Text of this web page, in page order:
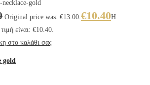
Original price was: €13.00.€10.40Η
είναι: €10.40.
στο καλάθι σας
gold